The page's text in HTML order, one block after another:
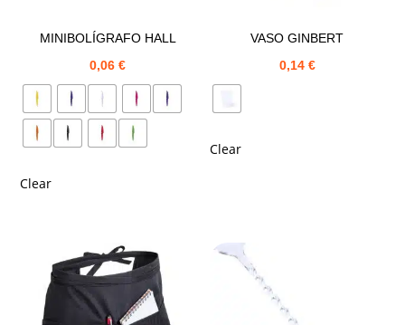
MINIBOLÍGRAFO HALL
0,06€
Clear
VASO GINBERT
0,14 €
Clear